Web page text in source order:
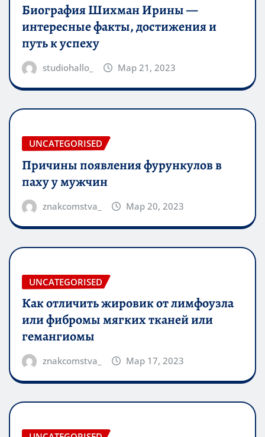
Биография Шихман Ирины —
интересные факты, достижения и
путь к успеху
studiohallo_ Мар 21, 2023
UNCATEGORISED
Причины появления фурункулов в
паху у мужчин
znakcomstva_ Мар 20, 2023
UNCATEGORISED
Как отличить жировик от лимфоузла
или фибромы мягких тканей или
гемангиомы
znakcomstva_ Мар 17, 2023